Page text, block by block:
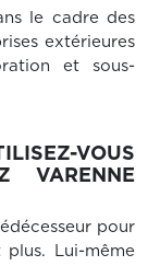
le cadre des
extérieures
et sous-
VOUS
VARENNE
pour
Lui-même